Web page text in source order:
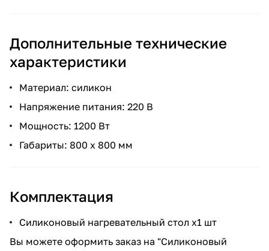
Дополнительные технические
характеристики
Материал: силикон
Напряжение питания: 220 В
Мощность: 1200 Вт
Габариты: 800 x 800 мм
Комплектация
Силиконовый нагревательный стол x1 шт
Вы можете оформить заказ на "Силиконовый